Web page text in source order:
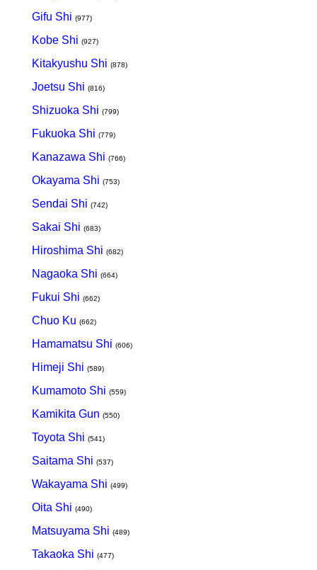
Gifu Shi (977)
Kobe Shi (927)
Kitakyushu Shi (878)
Joetsu Shi (816)
Shizuoka Shi (799)
Fukuoka Shi (779)
Kanazawa Shi (766)
Okayama Shi (753)
Sendai Shi (742)
Sakai Shi (683)
Hiroshima Shi (682)
Nagaoka Shi (664)
Fukui Shi (662)
Chuo Ku (662)
Hamamatsu Shi (606)
Himeji Shi (589)
Kumamoto Shi (559)
Kamikita Gun (550)
Toyota Shi (541)
Saitama Shi (537)
Wakayama Shi (499)
Oita Shi (490)
Matsuyama Shi (489)
Takaoka Shi (477)